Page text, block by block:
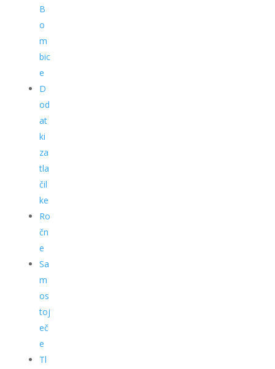
B
o
m
bic
e
D
od
at
ki
za
tla
čil
ke
Ro
čn
e
Sa
m
os
toj
eč
e
Tl